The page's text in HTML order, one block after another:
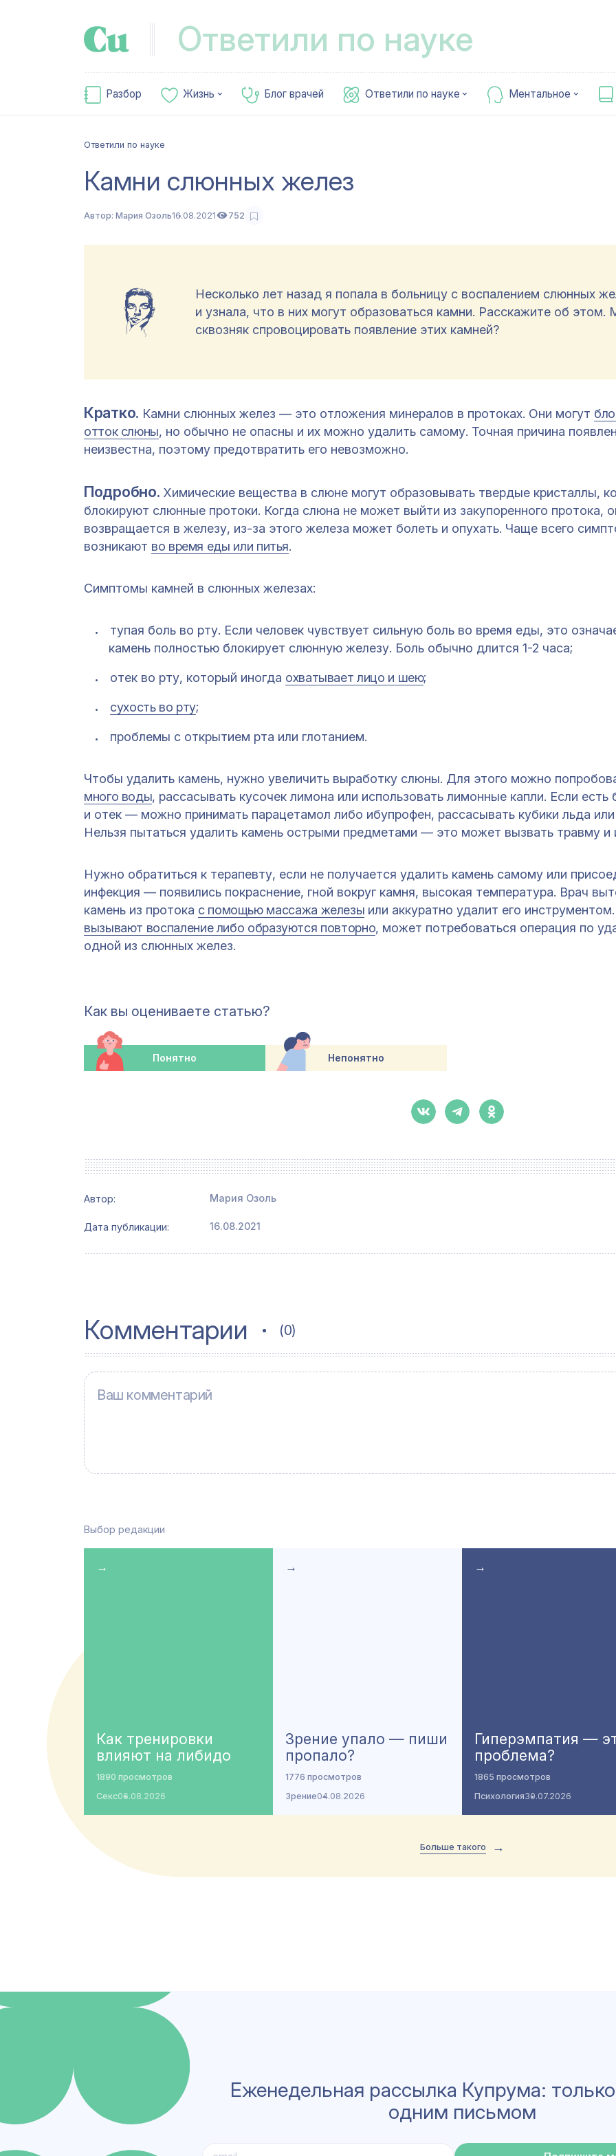
Ответили по науке
Разбор Жизнь Блог врачей Ответили по науке Ментальное
Ответили по науке
Камни слюнных желез
Автор: Мария Озоль16.08.2021 752
Несколько лет назад я попала в больницу с воспалением слюнных
и узнала, что в них могут образоваться камни. Расскажите об этом.
сквозняк спровоцировать появление этих камней?
Кратко. Камни слюнных желез — это отложения минералов в протоках. Они могут
отток слюны, но обычно не опасны и их можно удалить самому. Точная причина
неизвестна, поэтому предотвратить его невозможно.
Подробно. Химические вещества в слюне могут образовывать твердые кристаллы,
блокируют слюнные протоки. Когда слюна не может выйти из закупоренного протока,
возвращается в железу, из-за этого железа может болеть и опухать. Чаще всего
возникают во время еды или питья.
Симптомы камней в слюнных железах:
тупая боль во рту. Если человек чувствует сильную боль во время еды, это
камень полностью блокирует слюнную железу. Боль обычно длится 1-2 часа;
отек во рту, который иногда охватывает лицо и шею;
сухость во рту;
проблемы с открытием рта или глотанием.
Чтобы удалить камень, нужно увеличить выработку слюны. Для этого можно
много воды, рассасывать кусочек лимона или использовать лимонные капли. Если есть
и отек — можно принимать парацетамол либо ибупрофен, рассасывать кубики льда
Нельзя пытаться удалить камень острыми предметами — это может вызвать травму и
Нужно обратиться к терапевту, если не получается удалить камень самому или
инфекция — появились покраснение, гной вокруг камня, высокая температура. Врач
камень из протока с помощью массажа железы или аккуратно удалит его
вызывают воспаление либо образуются повторно, может потребоваться операция по
одной из слюнных желез.
Как вы оцениваете статью?
Понятно Непонятно
Автор: Мария Озоль
Дата публикации 16.08.2021
Комментарии (0)
Выбор редакции
→
Как тренировки
влияют на либидо
1890 просмотров
Секс06.08.2026
→
Зрение упало — пиши
пропало?
1776 просмотров
Зрение04.08.2026
→
Гиперэмпатия —
проблема?
1865 просмотров
Психология30.07.2026
Больше такого →
Еженедельная рассылка Купрума:
одним письмом